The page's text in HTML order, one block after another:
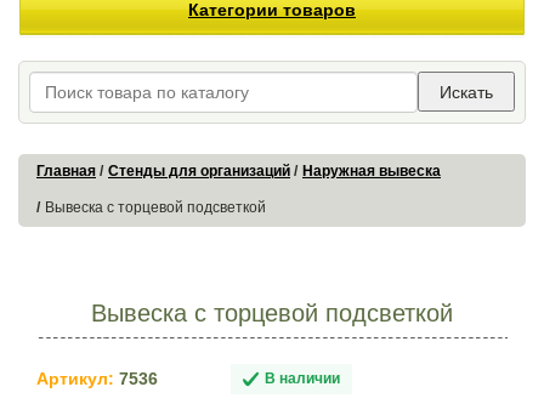
Категории товаров
Искать
Главная Стенды для организаций Наружная вывеска
Вывеска с торцевой подсветкой
Вывеска с торцевой подсветкой
Артикул: 7536 В наличии